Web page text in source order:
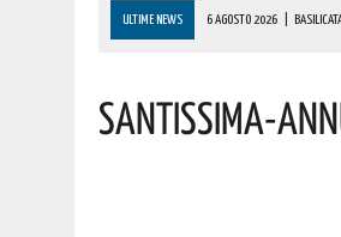
ULTIME NEWS 6 AGOSTO 2026
6 AGOSTO 2026 | POTENZA, PER IL GRAVE
Santissima-